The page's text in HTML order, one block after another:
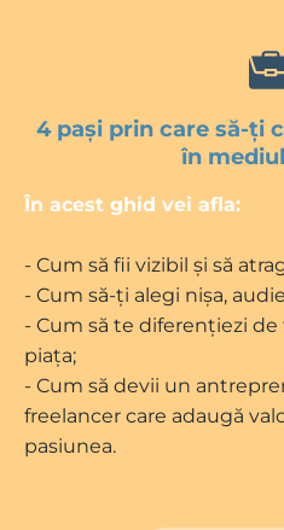
4 pași prin care să-ți
în
În acest ghid vei afla:
- Cum să fii vizibil și să
- Cum să-ți alegi nișa,
- Cum să te diferențiezi
piața;
- Cum să devii un
freelancer care adaugă
pasiunea.